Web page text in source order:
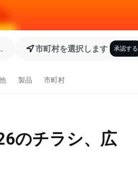
市町村を選択します 承認する
製品 市町村
のチラシ、広